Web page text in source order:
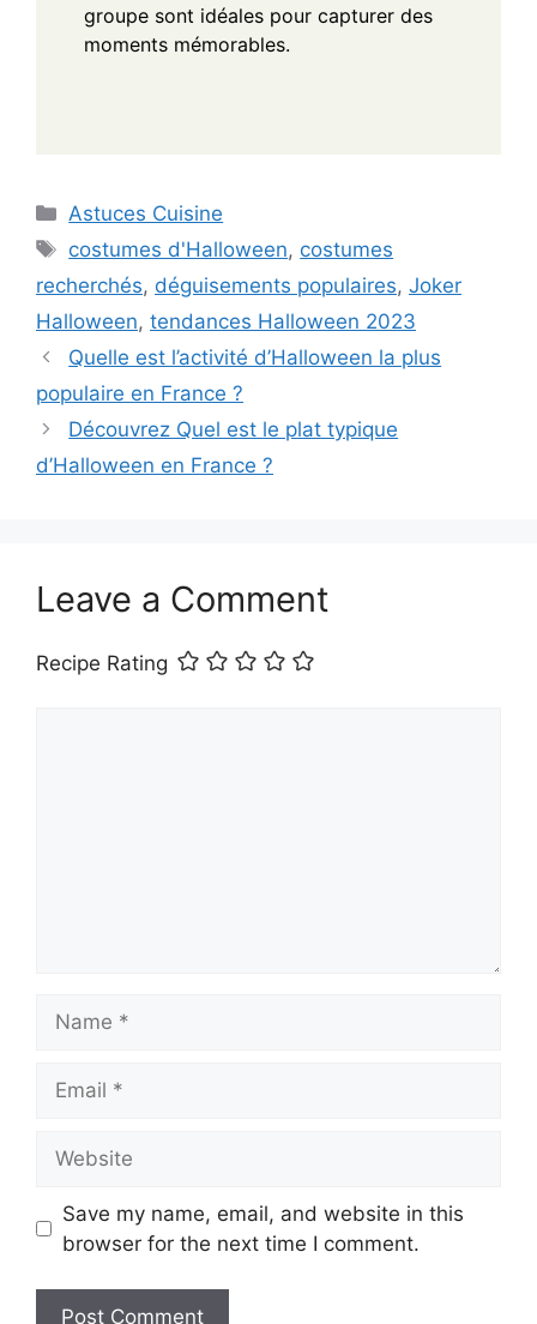
groupe sont idéales pour capturer des
moments mémorables.
Categories
Astuces Cuisine
Tags
costumes d'Halloween, costumes
recherchés, déguisements populaires, Joker
Halloween, tendances Halloween 2023
Quelle est l’activité d’Halloween la plus
populaire en France ?
Découvrez Quel est le plat typique
d’Halloween en France ?
Leave a Comment
Recipe Rating
Save my name, email, and website in this
browser for the next time I comment.